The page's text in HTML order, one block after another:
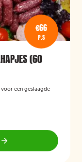
€66
P.S
(60
een geslaagde